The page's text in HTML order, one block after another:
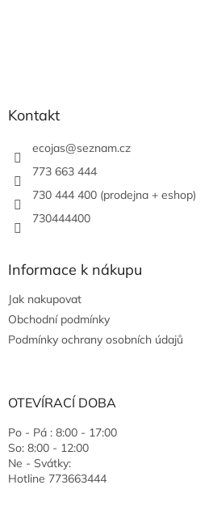
Kontakt
ecojas@seznam.cz
773 663 444
730 444 400 (prodejna + eshop)
730444400
Informace k nákupu
Jak nakupovat
Obchodní podmínky
Podmínky ochrany osobních údajů
OTEVÍRACÍ DOBA
Po - Pá : 8:00 - 17:00
So: 8:00 - 12:00
Ne - Svátky:
Hotline 773663444